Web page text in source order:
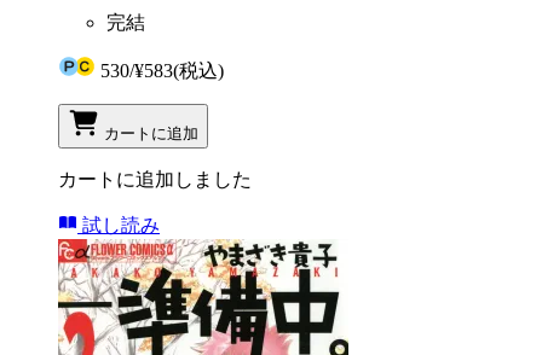
完結
530/¥583(税込)
カートに追加
カートに追加しました
試し読み